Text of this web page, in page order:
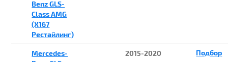
Benz GLS-
Class AMG
(X167
Рестайлинг)
Mercedes-
2015-2020 Подбор